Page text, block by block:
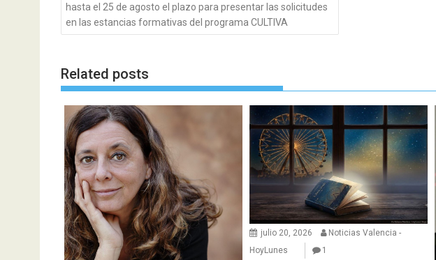
hasta el 25 de agosto el plazo para presentar las solicitudes
en las estancias formativas del programa CULTIVA
Related posts
julio 20, 2026
Noticias Valencia -
HoyLunes
1